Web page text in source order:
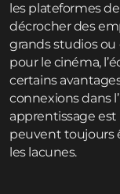
les plateformes
décrocher des
grands studios ou
pour le cinéma,
certains
connexions dans
apprentissage
peuvent toujours
les lacunes.